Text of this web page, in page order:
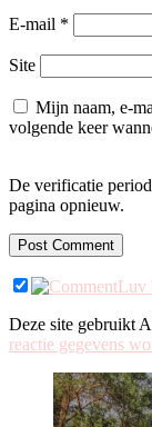
E-mail *
Site
Mijn naam, e-
volgende keer
De verificatie
pagina opnieuw.
Deze site gebruikt
reactie gegevens